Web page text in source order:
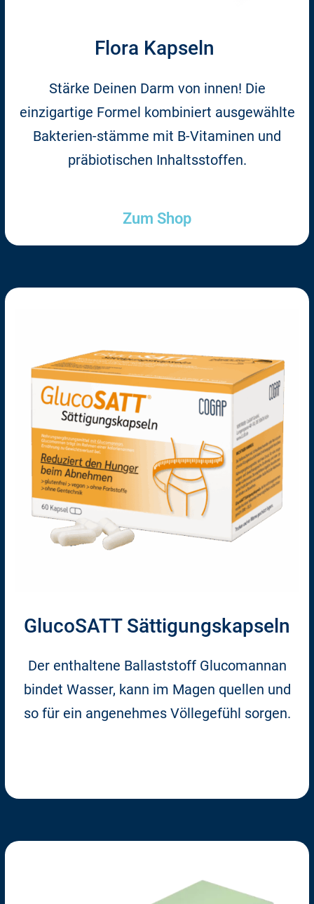
Flora Kapseln
Stärke Deinen Darm von innen! Die
einzigartige Formel kombiniert ausgewählte
Bakterien-stämme mit B-Vitaminen und
präbiotischen Inhaltsstoffen.
Zum Shop
GlucoSATT Sättigungskapseln
Der enthaltene Ballaststoff Glucomannan
bindet Wasser, kann im Magen quellen und
so für ein angenehmes Völlegefühl sorgen.